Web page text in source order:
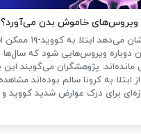
ویروس‌های خاموش بدن می‌آورد؟
یک مطالعه جدید نشان
دوباره ویروس‌هایی شود که
پژوهشگران می‌گویند
ابتلا به کرونا سالم بوده‌اند
برای درک عوارض شدید کووید و